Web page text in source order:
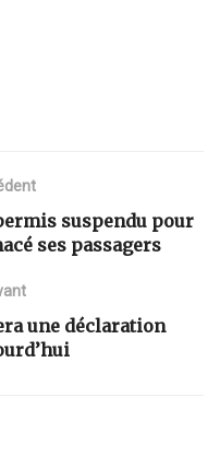
suspendu pour
ses passagers
une déclaration